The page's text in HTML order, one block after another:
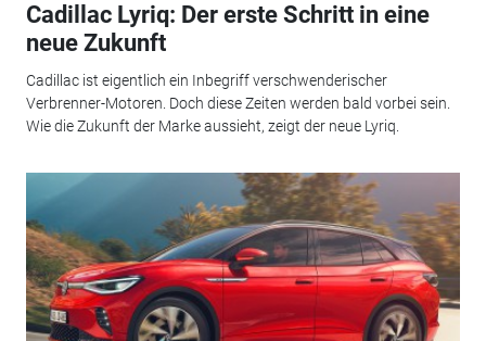
Cadillac Lyriq: Der erste Schritt in eine
neue Zukunft
Cadillac ist eigentlich ein Inbegriff verschwenderischer
Verbrenner-Motoren. Doch diese Zeiten werden bald vorbei sein.
Wie die Zukunft der Marke aussieht, zeigt der neue Lyriq.